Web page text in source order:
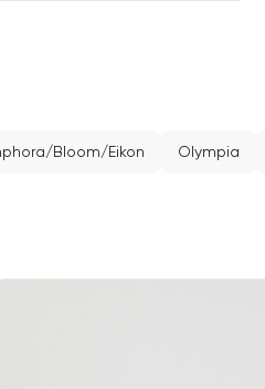
Bloom/Eikon Olympia